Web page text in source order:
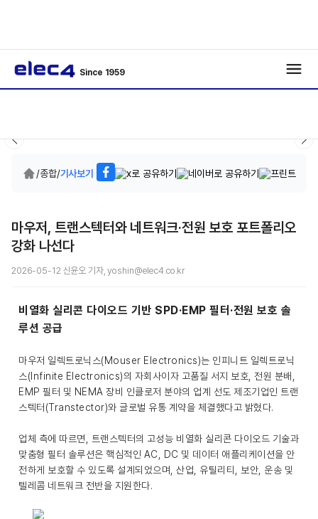
Since 1959
/종합/기사보기
마우저, 트랜스텍터와 네트워크·전원 보호 포트폴리오
강화 나선다
2026-05-12 신윤오 기자, yoshin@elec4.co.kr
비열화 실리콘 다이오드 기반 SPD·EMP 필터·전원 보호 솔
루션 공급
마우저 일렉트로닉스(Mouser Electronics)는 인피니트 일렉트로닉
스(Infinite Electronics)의 자회사이자 고품질 서지 보호, 전원 분배,
EMP 필터 및 NEMA 장비 인클로저 분야의 업계 선도 제조기업인 트랜
스텍터(Transtector)와 글로벌 유통 계약을 체결했다고 밝혔다.
업체 측에 따르면, 트랜스텍터의 고성능 비열화 실리콘 다이오드 기술과
맞춤형 필터 솔루션은 핵심적인 AC, DC 및 데이터 애플리케이션을 안
전하게 보호할 수 있도록 설계되었으며, 산업, 유틸리티, 보안, 운송 및
텔레콤 네트워크 전반을 지원한다.